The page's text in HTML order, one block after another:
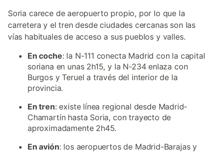
Soria carece de aeropuerto propio, por lo que la
carretera y el tren desde ciudades cercanas son las
vías habituales de acceso a sus pueblos y valles.
En coche: la N-111 conecta Madrid con la capital
soriana en unas 2h15, y la N-234 enlaza con
Burgos y Teruel a través del interior de la
provincia.
En tren: existe línea regional desde Madrid-
Chamartín hasta Soria, con trayecto de
aproximadamente 2h45.
En avión: los aeropuertos de Madrid-Barajas y